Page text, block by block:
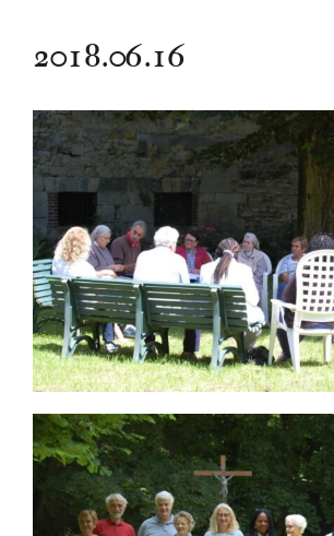
2018.06.16